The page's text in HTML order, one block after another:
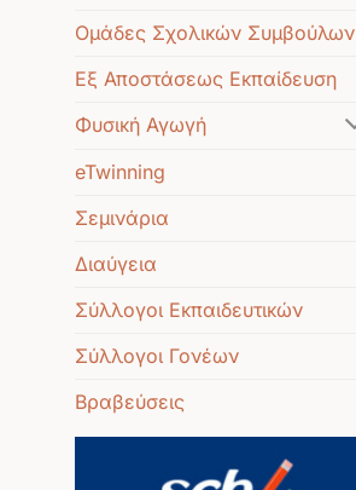
Ομάδες Σχολικών Συμβούλων
Εξ Αποστάσεως Εκπαίδευση
Φυσική Αγωγή
eTwinning
Σεμινάρια
Διαύγεια
Σύλλογοι Εκπαιδευτικών
Σύλλογοι Γονέων
Βραβεύσεις